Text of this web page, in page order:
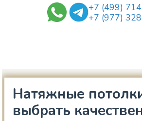
+7 (499)
+7 (977)
Натяжные
выбрать